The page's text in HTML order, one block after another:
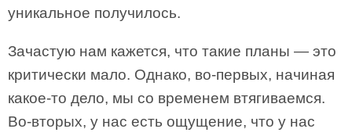
уникальное получилось.
Зачастую нам кажется, что такие планы — это
критически мало. Однако, во-первых, начиная
какое-то дело, мы со временем втягиваемся.
Во-вторых, у нас есть ощущение, что у нас